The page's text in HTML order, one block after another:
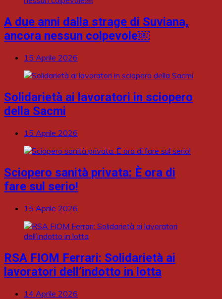
A due anni dalla strage di Suviana,
ancora nessun colpevole￼
15 Aprile 2026
Solidarietà ai lavoratori in sciopero
della Sacmi
15 Aprile 2026
Sciopero sanità privata: È ora di
fare sul serio!
15 Aprile 2026
RSA FIOM Ferrari: Solidarietà ai
lavoratori dell’indotto in lotta
14 Aprile 2026